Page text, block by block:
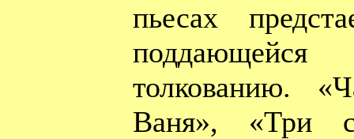
пьесах
толкованию.
Ваня», «Три